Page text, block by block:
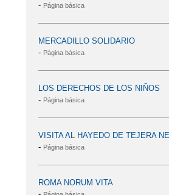
- Página básica
MERCADILLO SOLIDARIO
- Página básica
LOS DERECHOS DE LOS NIÑOS
- Página básica
VISITA AL HAYEDO DE TEJERA
- Página básica
ROMA NORUM VITA